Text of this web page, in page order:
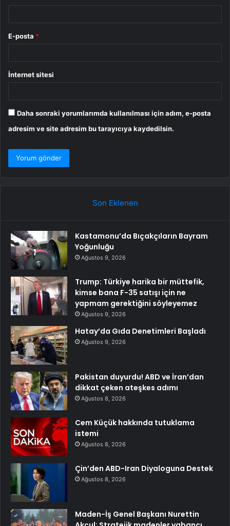
E-posta *
İnternet sitesi
Daha sonraki yorumlarımda kullanılması için adım, e-posta
adresim ve site adresim bu tarayıcıya kaydedilsin.
Son Eklenen
Kastamonu’da Bıçakçıların Bayram
Yoğunluğu
Ağustos 9, 2026
Trump: Türkiye harika bir müttefik,
kimse bana F-35 satışı için ne
yapmam gerektiğini söyleyemez
Ağustos 9, 2026
Hatay’da Gıda Denetimleri Başladı
Ağustos 9, 2026
Pakistan duyurdu! ABD ve İran’dan
dikkat çeken ateşkes adımı
Ağustos 8, 2026
Cem Küçük hakkında tutuklama
istemi
Ağustos 8, 2026
Çin’den ABD-Iran Diyaloguna Destek
Ağustos 8, 2026
Maden-İş Genel Başkanı Nurettin